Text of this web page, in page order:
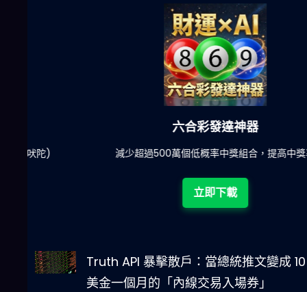
六合彩發達神器
減少超過500萬個低概率中獎組合，提高中獎率
立即下載
Truth API 暴擊散戶：當總統推文變成
美金一個月的「內線交易入場券」